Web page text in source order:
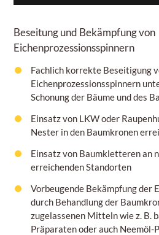
Beseitung und Bekämpfung von
Eichenprozessionsspinnern
Fachlich korrekte Beseitigung
Eichenprozessionsspinnern
Schonung der Bäume und des
Einsatz von LKW oder
Nester in den Baumkronen
Einsatz von Baumkletteren an
erreichenden Standorten
Vorbeugende Bekämpfung der
durch Behandlung der
zugelassenen Mitteln wie z. B.
Präparaten oder auch Neemöl-